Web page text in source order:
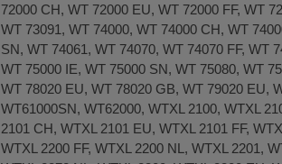
72000 CH, WT 72000 EU, WT 72000 FF, WT
WT 73091, WT 74000, WT 74000 CH, WT
SN, WT 74061, WT 74070, WT 74070 FF, WT
WT 75000 IE, WT 75000 SN, WT 75080, WT
WT 78020 EU, WT 78020 GB, WT 79020 EU,
WT61000SN, WT62000, WTXL 2100, WTXL
2101 CH, WTXL 2101 EU, WTXL 2101 FF,
WTXL 2200 FF, WTXL 2200 NL, WTXL 2201,